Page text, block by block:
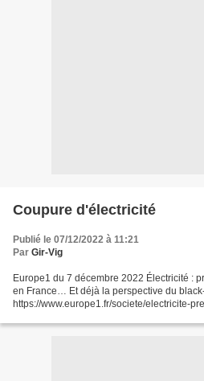
Coupure d'électricité
Publié le 07/12/2022 à 11:21
Par Gir-Vig
Europe1 du 7 décembre 2022 Électricité :
en France… Et déjà la perspective du
https://www.europe1.fr/societe/electricite-
[newsletter_matinale]-